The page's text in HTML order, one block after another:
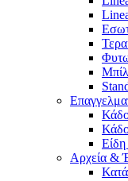
Αρχεία &